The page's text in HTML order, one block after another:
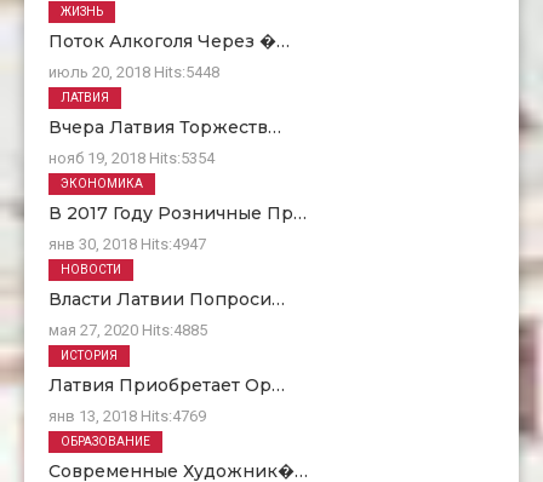
Поток Алкоголя Через �…
июль 20, 2018 Hits:5448
ЖИЗНЬ
Вчера Латвия Торжеств…
нояб 19, 2018 Hits:5354
ЛАТВИЯ
В 2017 Году Розничные Пр…
янв 30, 2018 Hits:4947
ЭКОНОМИКА
Власти Латвии Попроси…
мая 27, 2020 Hits:4885
НОВОСТИ
Латвия Приобретает Ор…
янв 13, 2018 Hits:4769
ИСТОРИЯ
Современные Художник�…
ОБРАЗОВАНИЕ